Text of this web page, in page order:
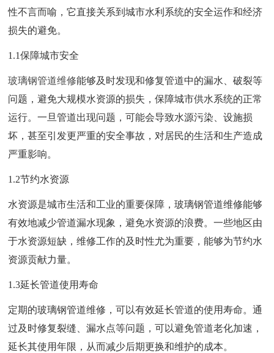
性不言而喻，它直接关系到城市水利系统的安全运作和经济
损失的避免。
1.1保障城市安全
玻璃钢管道维修能够及时发现和修复管道中的漏水、破裂等
问题，避免大规模水资源的损失，保障城市供水系统的正常
运行。一旦管道出现问题，可能会导致水源污染、设施损
坏，甚至引发更严重的安全事故，对居民的生活和生产造成
严重影响。
1.2节约水资源
水资源是城市生活和工业的重要保障，玻璃钢管道维修能够
有效地减少管道漏水现象，避免水资源的浪费。一些地区由
于水资源短缺，维修工作的及时性尤为重要，能够为节约水
资源贡献力量。
1.3延长管道使用寿命
定期的玻璃钢管道维修，可以有效延长管道的使用寿命。通
过及时修复裂缝、漏水点等问题，可以避免管道老化加速，
延长其使用年限，从而减少后期更换和维护的成本。